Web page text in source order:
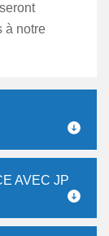
à notre
AVEC JP